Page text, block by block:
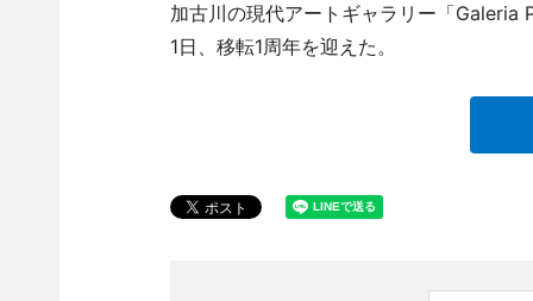
加古川の現代アートギャラリー「
1日、移転1周年を迎えた。